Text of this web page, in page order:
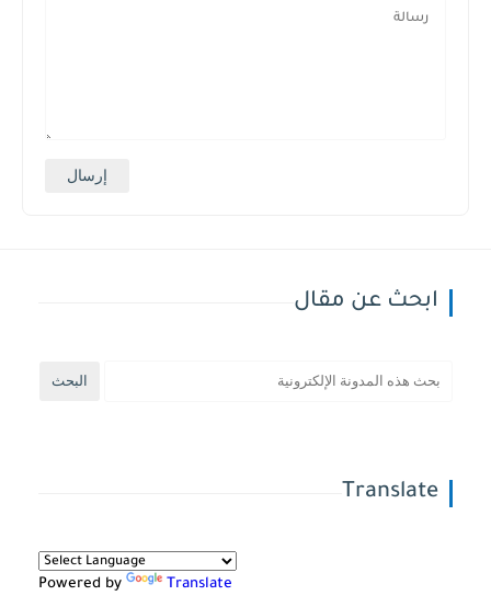
ابحث عن مقال
Translate
Powered by Translate